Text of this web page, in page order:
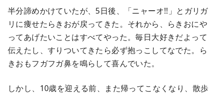
半分諦めかけていたが、5日後、「ニャーオ!!」とガリガ
リに痩せたらきおが戻ってきた。それから、らきおにや
ってあげたいことはすべてやった。毎日大好きだよって
伝えたし、すりついてきたら必ず抱っこしてなでた。ら
きおもフガフガ鼻を鳴らして喜んでいた。
しかし、10歳を迎える前、また帰ってこなくなり、散歩